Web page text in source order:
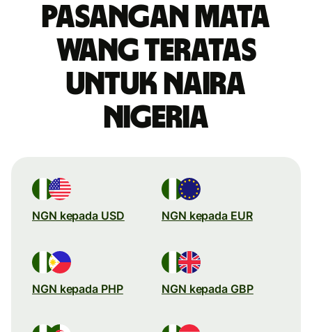
Pasangan mata
wang teratas
untuk naira
Nigeria
NGN kepada USD NGN kepada EUR
NGN kepada PHP NGN kepada GBP